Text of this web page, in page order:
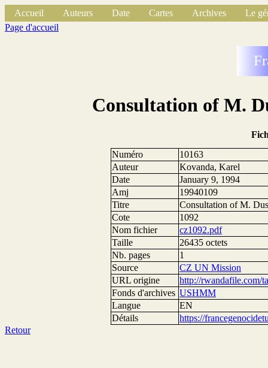
Accueil Auteurs Date Cartes Archives
Le
Page d'accueil
Consultation of M.
Numéro
10163
Auteur
Kovanda, Karel
Date
January 9, 1994
Amj
19940109
Titre
Consultation of M.
Cote
1092
Nom fichier
cz1092.pdf
Taille
26435 octets
Nb. pages
1
Source
CZ UN Mission
URL origine
http://rwandafile.com/
Fonds d'archives USHMM
Langue
EN
Détails
https://
Retour